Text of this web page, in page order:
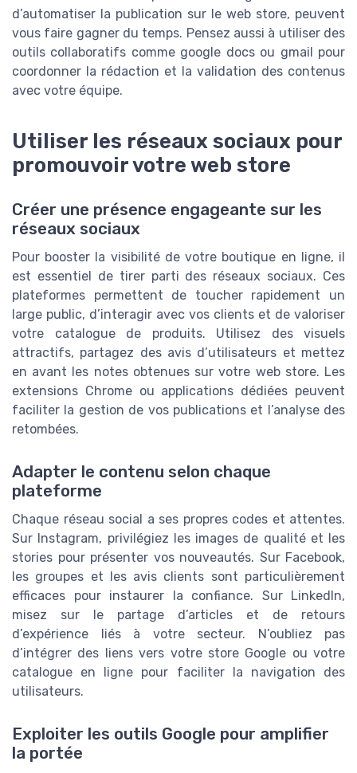
d’automatiser la publication sur le web store, peuvent
vous faire gagner du temps. Pensez aussi à utiliser des
outils collaboratifs comme google docs ou gmail pour
coordonner la rédaction et la validation des contenus
avec votre équipe.
Utiliser les réseaux sociaux pour
promouvoir votre web store
Créer une présence engageante sur les
réseaux sociaux
Pour booster la visibilité de votre boutique en ligne, il
est essentiel de tirer parti des réseaux sociaux. Ces
plateformes permettent de toucher rapidement un
large public, d’interagir avec vos clients et de valoriser
votre catalogue de produits. Utilisez des visuels
attractifs, partagez des avis d’utilisateurs et mettez
en avant les notes obtenues sur votre web store. Les
extensions Chrome ou applications dédiées peuvent
faciliter la gestion de vos publications et l’analyse des
retombées.
Adapter le contenu selon chaque
plateforme
Chaque réseau social a ses propres codes et attentes.
Sur Instagram, privilégiez les images de qualité et les
stories pour présenter vos nouveautés. Sur Facebook,
les groupes et les avis clients sont particulièrement
efficaces pour instaurer la confiance. Sur LinkedIn,
misez sur le partage d’articles et de retours
d’expérience liés à votre secteur. N’oubliez pas
d’intégrer des liens vers votre store Google ou votre
catalogue en ligne pour faciliter la navigation des
utilisateurs.
Exploiter les outils Google pour amplifier
la portée